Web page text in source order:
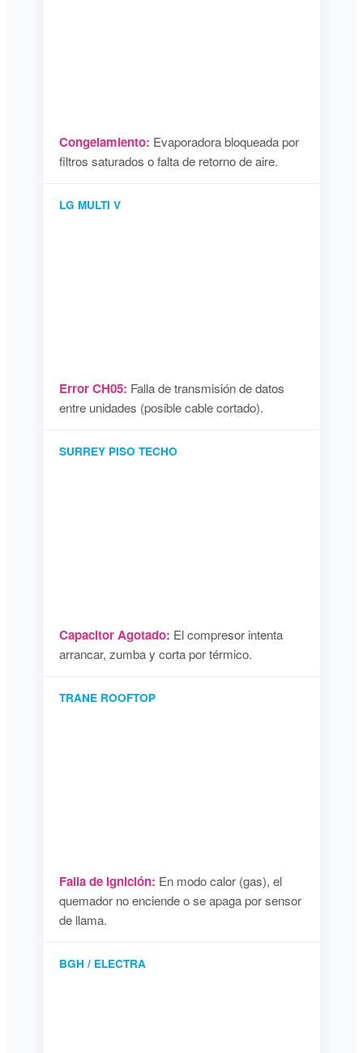
Congelamiento: Evaporadora bloqueada por
filtros saturados o falta de retorno de aire.
LG MULTI V
Error CH05: Falla de transmisión de datos
entre unidades (posible cable cortado).
SURREY PISO TECHO
Capacitor Agotado: El compresor intenta
arrancar, zumba y corta por térmico.
TRANE ROOFTOP
Falla de Ignición: En modo calor (gas), el
quemador no enciende o se apaga por sensor
de llama.
BGH / ELECTRA